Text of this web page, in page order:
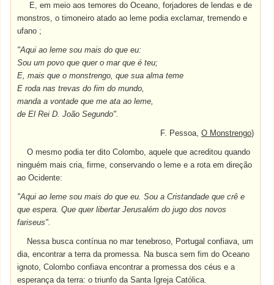
E, em meio aos temores do Oceano, forjadores de lendas e de
monstros, o timoneiro atado ao leme podia exclamar, tremendo e
ufano ;
"Aqui ao leme sou mais do que eu:
Sou um povo que quer o mar que é teu;
E, mais que o monstrengo, que sua alma teme
E roda nas trevas do fim do mundo,
manda a vontade que me ata ao leme,
de El Rei D. João Segundo".
F. Pessoa, O Monstrengo)
O mesmo podia ter dito Colombo, aquele que acreditou quando
ninguém mais cria, firme, conservando o leme e a rota em direção
ao Ocidente:
"Aqui ao leme sou mais do que eu. Sou a Cristandade que crê e
que espera. Que quer libertar Jerusalém do jugo dos novos
fariseus".
Nessa busca contínua no mar tenebroso, Portugal confiava, um
dia, encontrar a terra da promessa. Na busca sem fim do Oceano
ignoto, Colombo confiava encontrar a promessa dos céus e a
esperança da terra: o triunfo da Santa Igreja Católica.